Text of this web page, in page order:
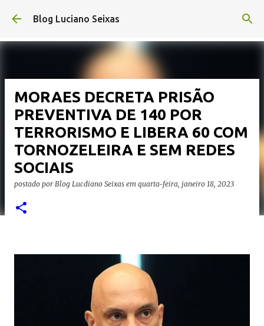
Pular para o conteúdo principal
Blog Luciano Seixas
MORAES DECRETA PRISÃO
PREVENTIVA DE 140 POR
TERRORISMO E LIBERA 60 COM
TORNOZELEIRA E SEM REDES
SOCIAIS
postado por Blog Lucdiano Seixas em quarta-feira, janeiro 18, 2023